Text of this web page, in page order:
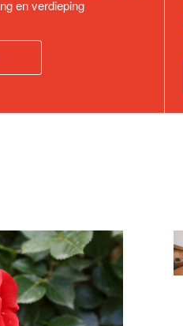
en verdieping